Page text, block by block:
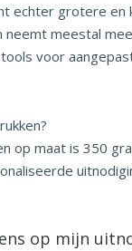
grotere
meestal
voor
op maat is 350
op mijn